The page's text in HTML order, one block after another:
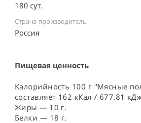
180 сут.
Страна-производитель
Россия ⠀
Пищевая ценность
Калорийность 100 г "Мясные
составляет 162 кКал / 677,81
Жиры — 10 г.
Белки — 18 г.